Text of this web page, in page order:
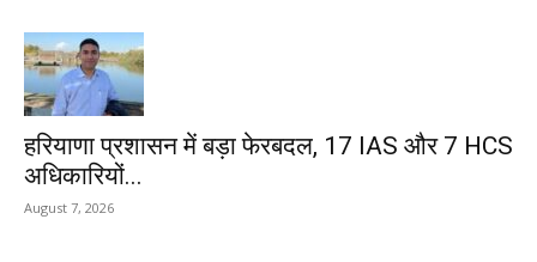
हरियाणा प्रशासन में बड़ा फेरबदल, 17 IAS और 7 HCS
अधिकारियों...
August 7, 2026